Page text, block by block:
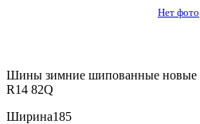
Нет фото
Шины зимние шипованные новые
R14 82Q
Ширина185